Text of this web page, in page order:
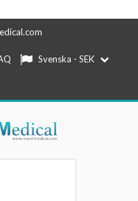
Svenska - SEK